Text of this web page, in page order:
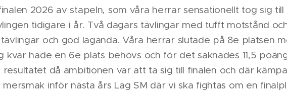
2026 av stapeln, som våra herrar sensationellt tog sig till
tidigare i år. Två dagars tävlingar med tufft motstånd
och god laganda. Våra herrar slutade på 8e platsen
kvar hade en 6e plats behövs och för det saknades 11,5
då ambitionen var att ta sig till finalen och där
inför nästa års Lag SM där vi ska fightas om en